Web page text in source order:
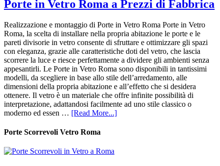
Porte in Vetro Roma a Prezzi di Fabbrica
Realizzazione e montaggio di Porte in Vetro Roma Porte in Vetro
Roma, la scelta di installare nella propria abitazione le porte e le
pareti divisorie in vetro consente di sfruttare e ottimizzare gli spazi
con eleganza, grazie alle caratteristiche doti del vetro, che lascia
scorrere la luce e riesce perfettamente a dividere gli ambienti senza
appesantirli. Le Porte in Vetro Roma sono disponibili in tantissimi
modelli, da scegliere in base allo stile dell’arredamento, alle
dimensioni della propria abitazione e all’effetto che si desidera
ottenere. Il vetro è un materiale che offre infinite possibilità di
interpretazione, adattandosi facilmente ad uno stile classico o
moderno ed essen … [Read More...]
Porte Scorrevoli Vetro Roma